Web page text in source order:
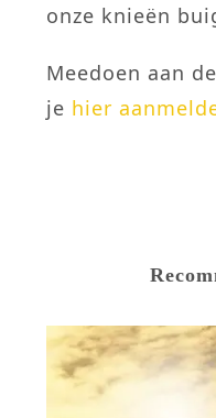
onze knieën
Meedoen aan
je hier